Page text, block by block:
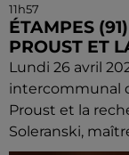
11h57
ÉTAMPES
PROUST ET
Lundi 26 avril
intercommunal
Proust et la
Soleranski,